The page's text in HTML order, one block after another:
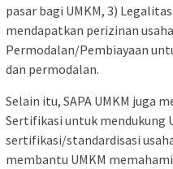
pasar bagi UMKM, 3)
mendapatkan perizinan
Permodalan/Pembiayaan
dan permodalan.
Selain itu, SAPA UMKM juga
Sertifikasi untuk mendukung
sertifikasi/standardisasi
membantu UMKM